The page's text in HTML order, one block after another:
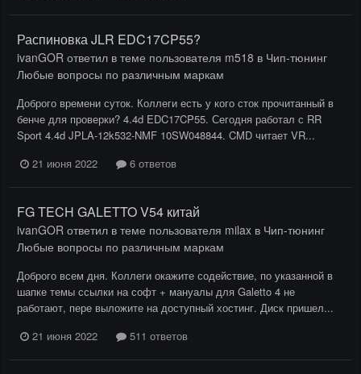
Распиновка JLR EDC17CP55?
ivanGOR ответил в теме пользователя m518 в Чип-тюнинг
Любые вопросы по различным маркам
Доброго времени суток. Коллеги есть у кого сток прочитанный в
бенче для проверки? 4.4d EDC17CP55. Сегодня работал с RR
Sport 4.4d JPLA-12k532-NMF 10SW048844. CMD читает VR...
21 июня 2022
6 ответов
FG TECH GALETTO V54 китай
ivanGOR ответил в теме пользователя milax в Чип-тюнинг
Любые вопросы по различным маркам
Доброго всем дня. Коллеги окажите содействие, по указанной в
шапке темы ссылки на софт + мануалы для Galetto 4 не
работают, пере выложите на доступный хостинг. Диск пришел...
21 июня 2022
511 ответов